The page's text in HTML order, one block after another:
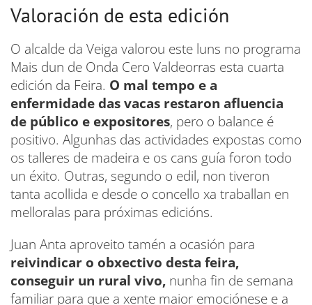
Valoración de esta edición
O alcalde da Veiga valorou este luns no programa
Mais dun de Onda Cero Valdeorras esta cuarta
edición da Feira. O mal tempo e a
enfermidade das vacas restaron afluencia
de público e expositores, pero o balance é
positivo. Algunhas das actividades expostas como
os talleres de madeira e os cans guía foron todo
un éxito. Outras, segundo o edil, non tiveron
tanta acollida e desde o concello xa traballan en
melloralas para próximas edicións.
Juan Anta aproveito tamén a ocasión para
reivindicar o obxectivo desta feira,
conseguir un rural vivo, nunha fin de semana
familiar para que a xente maior emociónese e a